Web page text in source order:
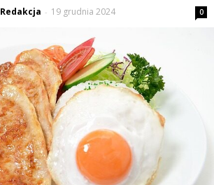
Redakcja - 19 grudnia 2024 0